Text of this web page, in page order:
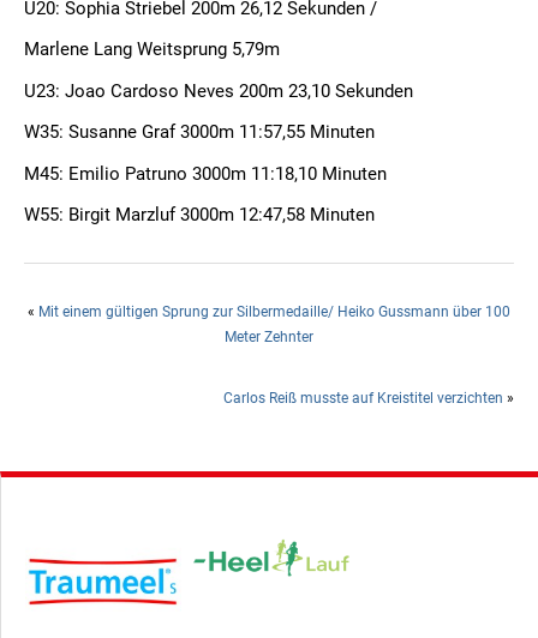
U20: Sophia Striebel 200m 26,12 Sekunden /
Marlene Lang Weitsprung 5,79m
U23: Joao Cardoso Neves 200m 23,10 Sekunden
W35: Susanne Graf 3000m 11:57,55 Minuten
M45: Emilio Patruno 3000m 11:18,10 Minuten
W55: Birgit Marzluf 3000m 12:47,58 Minuten
« Mit einem gültigen Sprung zur Silbermedaille/ Heiko Gussmann über 100
Meter Zehnter
Carlos Reiß musste auf Kreistitel verzichten »